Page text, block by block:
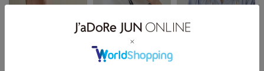
【極上の肌ざわり】リブタイトスカ
プリーツマスク2
プリーツマスク2